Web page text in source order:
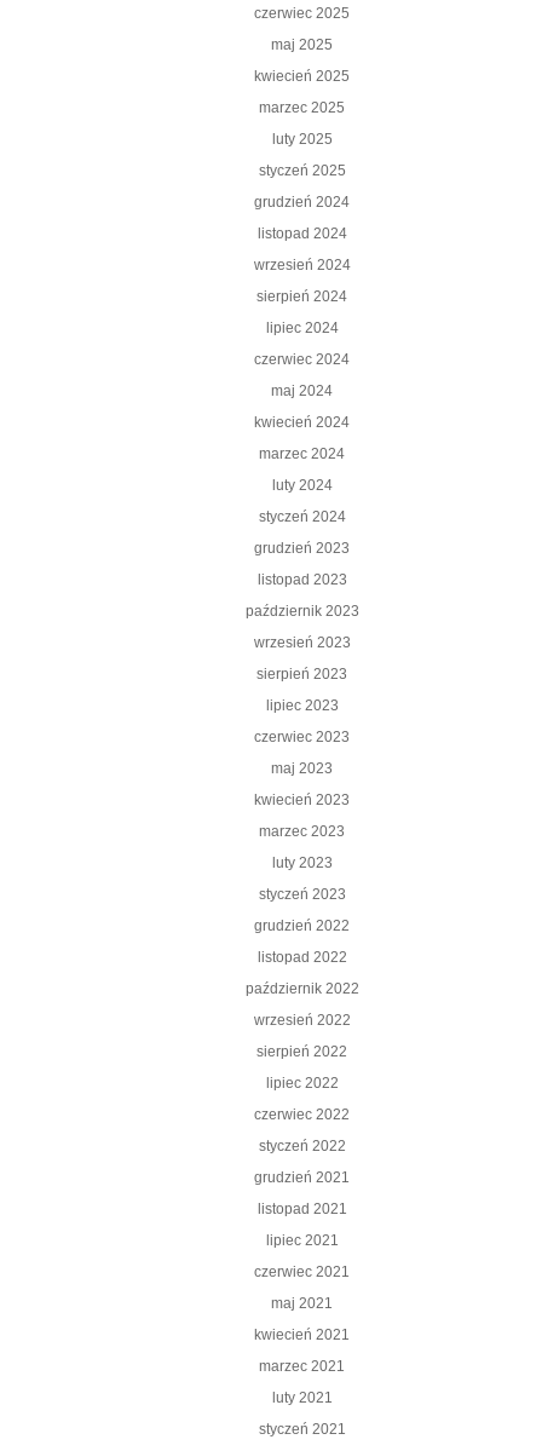
czerwiec 2025
maj 2025
kwiecień 2025
marzec 2025
luty 2025
styczeń 2025
grudzień 2024
listopad 2024
wrzesień 2024
sierpień 2024
lipiec 2024
czerwiec 2024
maj 2024
kwiecień 2024
marzec 2024
luty 2024
styczeń 2024
grudzień 2023
listopad 2023
październik 2023
wrzesień 2023
sierpień 2023
lipiec 2023
czerwiec 2023
maj 2023
kwiecień 2023
marzec 2023
luty 2023
styczeń 2023
grudzień 2022
listopad 2022
październik 2022
wrzesień 2022
sierpień 2022
lipiec 2022
czerwiec 2022
styczeń 2022
grudzień 2021
listopad 2021
lipiec 2021
czerwiec 2021
maj 2021
kwiecień 2021
marzec 2021
luty 2021
styczeń 2021